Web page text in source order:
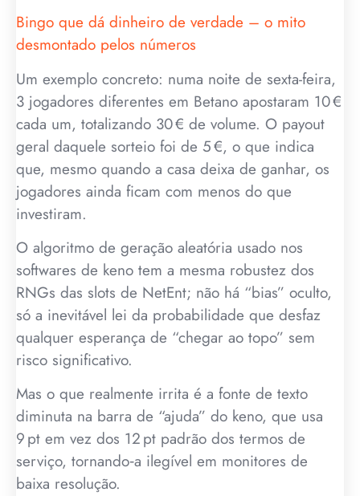
Bingo que dá dinheiro de verdade – o mito
desmontado pelos números
Um exemplo concreto: numa noite de sexta-feira,
3 jogadores diferentes em Betano apostaram 10 €
cada um, totalizando 30 € de volume. O payout
geral daquele sorteio foi de 5 €, o que indica
que, mesmo quando a casa deixa de ganhar, os
jogadores ainda ficam com menos do que
investiram.
O algoritmo de geração aleatória usado nos
softwares de keno tem a mesma robustez dos
RNGs das slots de NetEnt; não há “bias” oculto,
só a inevitável lei da probabilidade que desfaz
qualquer esperança de “chegar ao topo” sem
risco significativo.
Mas o que realmente irrita é a fonte de texto
diminuta na barra de “ajuda” do keno, que usa
9 pt em vez dos 12 pt padrão dos termos de
serviço, tornando‑a ilegível em monitores de
baixa resolução.